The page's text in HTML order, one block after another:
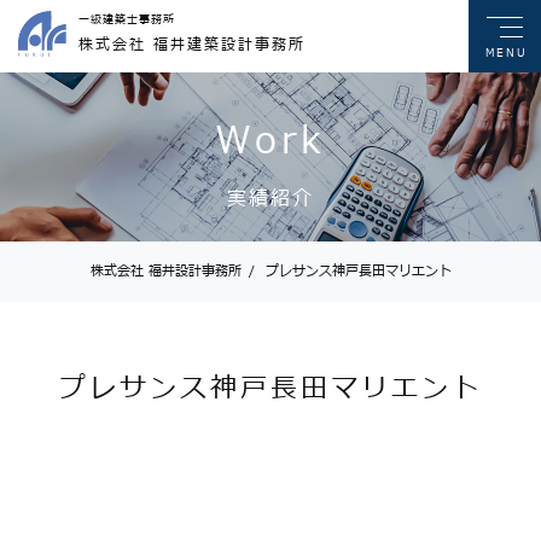
MENU
一級建築士事務所
株式会社 福井建築設計事務所
Work
実績紹介
株式会社 福井設計事務所 / プレサンス神戸長田マリエント
プレサンス神戸長田マリエント